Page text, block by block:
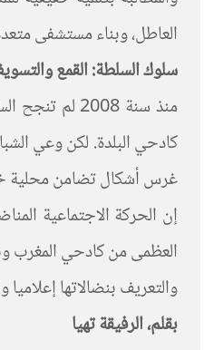
العاطل، وبناء مستشفى
سلوك السلطة: القمع
منذ سنة
كادحي البلدة. لكن وعي
غرس أشكال تضامن محلية
العظمى من كادحي المغرب
والتعريف بنضالاتها
بقلم، الرفيقة تهيا